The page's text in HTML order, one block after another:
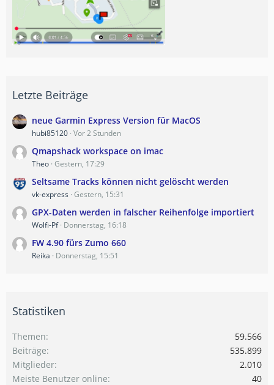
Letzte Beiträge
neue Garmin Express Version für MacOS
hubi85120 Vor 2 Stunden
Qmapshack workspace on imac
Theo Gestern, 17:29
Seltsame Tracks können nicht gelöscht werden
vk-express Gestern, 15:31
GPX-Daten werden in falscher Reihenfolge importiert
Wolfi-Pf Donnerstag, 16:18
FW 4.90 fürs Zumo 660
Reika Donnerstag, 15:51
Statistiken
Themen
59.566
Beiträge
535.899
Mitglieder
2.010
Meiste Benutzer online
40